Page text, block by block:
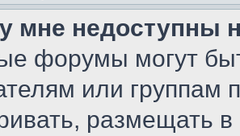
мне недоступны
форумы могут
или группам
размещать